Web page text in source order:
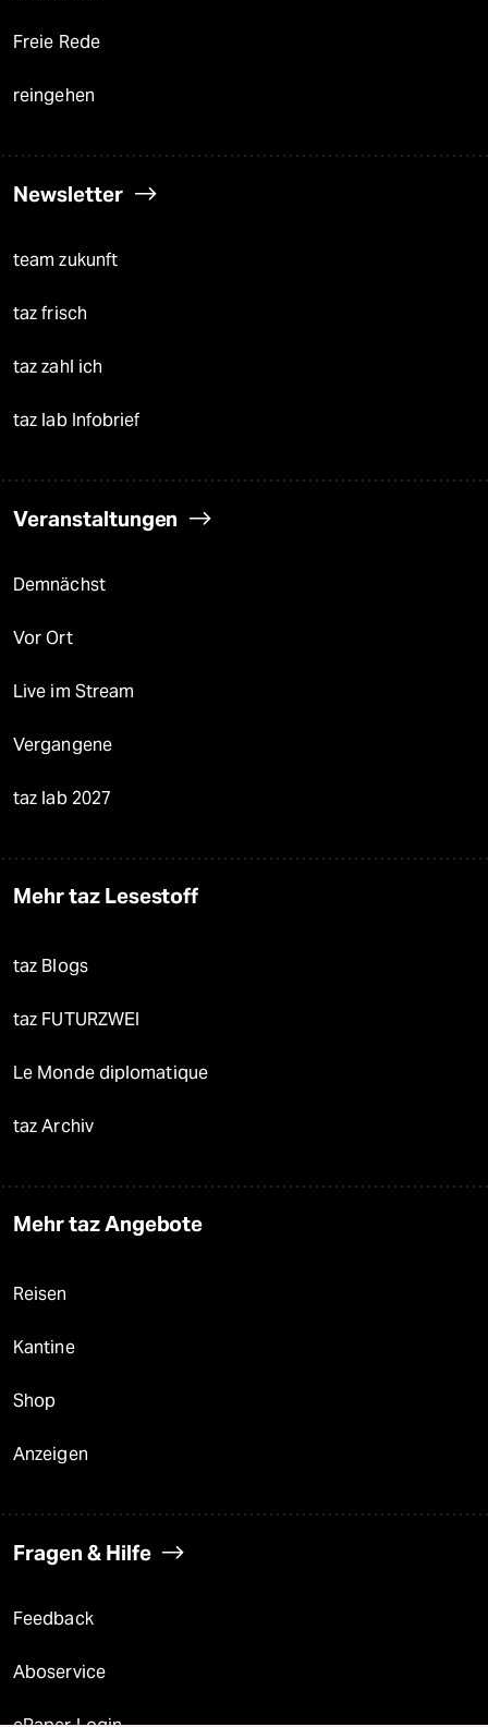
Freie Rede
reingehen
Newsletter
team zukunft
taz frisch
taz zahl ich
taz lab Infobrief
Veranstaltungen
Demnächst
Vor Ort
Live im Stream
Vergangene
taz lab 2027
Mehr taz Lesestoff
taz Blogs
taz FUTURZWEI
Le Monde diplomatique
taz Archiv
Mehr taz Angebote
Reisen
Kantine
Shop
Anzeigen
Fragen & Hilfe
Feedback
Aboservice